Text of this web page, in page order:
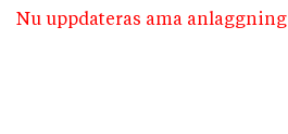
Nu uppdateras ama anlaggning